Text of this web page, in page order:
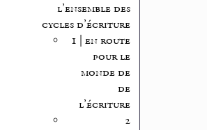
l’ensemble des
cycles d’écriture
1 | en route
pour le
monde de
de
l’écriture
2